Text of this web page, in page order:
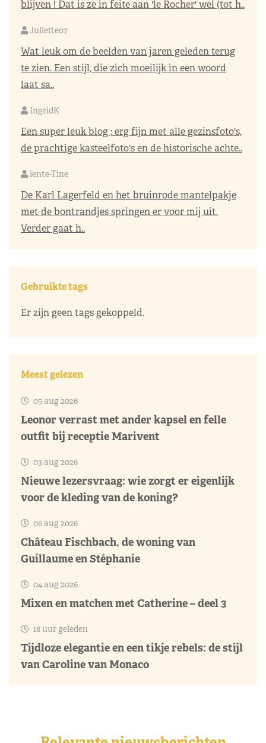
blijven ! Dat is ze in feite aan 'le Rocher' wel (tot h..
Juliette07
Wat leuk om de beelden van jaren geleden terug
te zien. Een stijl, die zich moeilijk in een woord
laat sa..
IngridK
Een super leuk blog ; erg fijn met alle gezinsfoto's,
de prachtige kasteelfoto's en de historische achte..
lente-Tine
De Karl Lagerfeld en het bruinrode mantelpakje
met de bontrandjes springen er voor mij uit.
Verder gaat h..
Gebruikte tags
Er zijn geen tags gekoppeld.
Meest gelezen
05 aug 2026
Leonor verrast met ander kapsel en felle
outfit bij receptie Marivent
03 aug 2026
Nieuwe lezersvraag: wie zorgt er eigenlijk
voor de kleding van de koning?
06 aug 2026
Château Fischbach, de woning van
Guillaume en Stéphanie
04 aug 2026
Mixen en matchen met Catherine – deel 3
18 uur geleden
Tijdloze elegantie en een tikje rebels: de stijl
van Caroline van Monaco